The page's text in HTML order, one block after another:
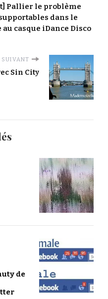
Pallier le problème
dans le
casque iDance Disco
SUIVANT
Sin City
de